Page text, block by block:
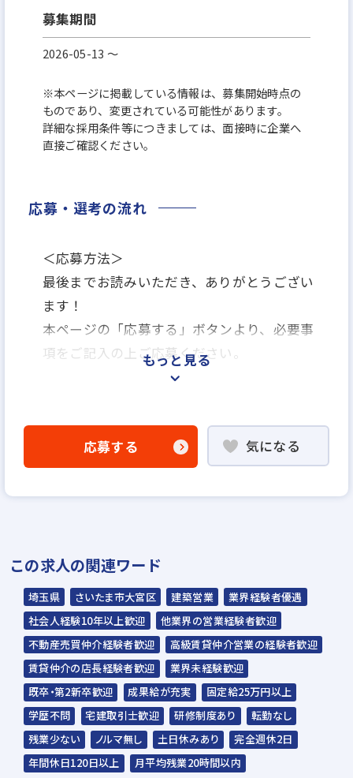
募集期間
2026-05-13 〜
※本ページに掲載している情報は、募集開始時点の
ものであり、変更されている可能性があります。
詳細な採用条件等につきましては、面接時に企業へ
直接ご確認ください。
応募・選考の流れ
＜応募方法＞
最後までお読みいただき、ありがとうござい
ます！
本ページの「応募する」ボタンより、必要事
項をご記入の上ご応募ください。
「応募する」よりエントリー
WEB応募書類による書類選考
▼
内定
☆入社時期は相談に応じます。現在、在職中
の方も積極的にご応募ください。
☆応募の秘密は厳守いたします。
もっと見る
応募する 気になる
この求人の関連ワード
埼玉県 さいたま市大宮区 建築営業
業界経験者優遇
社会人経験10年以上歓迎
他業界の営業経験者歓迎
不動産売買仲介経験者歓迎
高級賃貸仲介営業の経験者歓迎
賃貸仲介の店長経験者歓迎
業界未経験歓迎
既卒・第2新卒歓迎
成果給が充実
固定給25万円以上
学歴不問
宅建取引士歓迎 研修制度あり
転勤なし
残業少ない
ノルマ無し 土日休みあり
完全週休2日
年間休日120日以上
月平均残業20時間以内